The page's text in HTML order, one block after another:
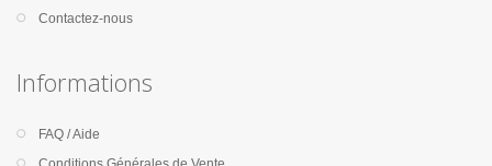
Contactez-nous
Informations
FAQ / Aide